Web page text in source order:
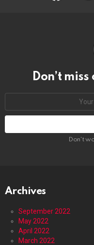
Don’t
Don't
Archives
September 2022
May 2022
April 2022
March 2022